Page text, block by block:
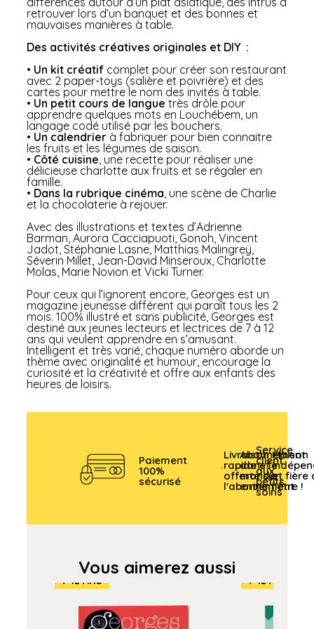
retrouver lors d’un banquet et des bonnes et
mauvaises manières à table.
Des activités créatives originales et DIY :
• Un kit créatif complet pour créer son restaurant
avec 2 paper-toys (salière et poivrière) et des
cartes pour mettre le nom des invités à table.
• Un petit cours de langue très drôle pour
apprendre quelques mots en Louchébem, un
langage codé utilisé par les bouchers.
• Un calendrier à fabriquer pour bien connaitre
les fruits et les légumes de saison.
• Côté cuisine , une recette pour réaliser une
délicieuse charlotte aux fruits et se régaler en
famille.
• Dans la rubrique cinéma , une scène de Charlie
et la chocolaterie à rejouer.
Avec des illustrations et textes d’Adrienne
Barman, Aurora Cacciapuoti, Gonoh, Vincent
Jadot, Stéphanie Lasne, Matthias Malingreÿ,
Séverin Millet, Jean-David Minseroux, Charlotte
Molas, Marie Novion et Vicki Turner.
Pour ceux qui l’ignorent encore, Georges est un
magazine jeunesse différent qui paraît tous les 2
mois. 100% illustré et sans publicité, Georges est
destiné aux jeunes lecteurs et lectrices de 7 à 12
ans qui veulent apprendre en s’amusant.
Intelligent et très varié, chaque numéro aborde un
thème avec originalité et humour, encourage la
curiosité et la créativité et offre aux enfants des
heures de loisirs.
Paiement
100%
sécurisé
Livraison
rapide et
offerte sur
l'abonnement
Abonnement
dans le
monde
entier
Service
client
aux
petits
soins
Maison
et fière
l'être !
Vous aimerez aussi
7-12 ANS 7-12 ANS